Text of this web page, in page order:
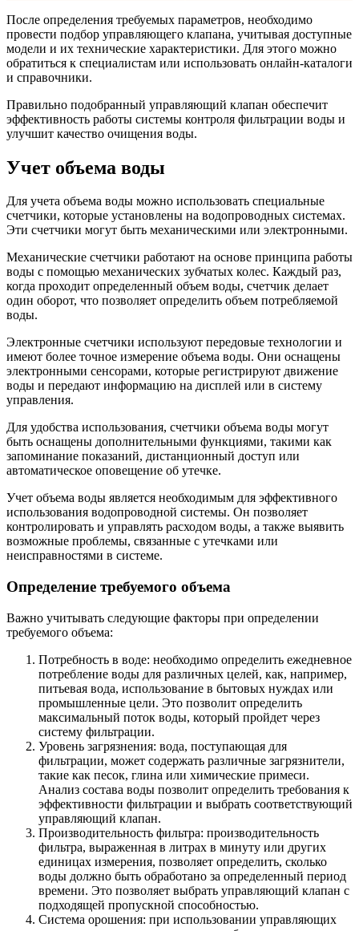
После определения требуемых параметров, необходимо
провести подбор управляющего клапана, учитывая доступные
модели и их технические характеристики. Для этого можно
обратиться к специалистам или использовать онлайн-каталоги
и справочники.
Правильно подобранный управляющий клапан обеспечит
эффективность работы системы контроля фильтрации воды и
улучшит качество очищения воды.
Учет объема воды
Для учета объема воды можно использовать специальные
счетчики, которые установлены на водопроводных системах.
Эти счетчики могут быть механическими или электронными.
Механические счетчики работают на основе принципа работы
воды с помощью механических зубчатых колес. Каждый раз,
когда проходит определенный объем воды, счетчик делает
один оборот, что позволяет определить объем потребляемой
воды.
Электронные счетчики используют передовые технологии и
имеют более точное измерение объема воды. Они оснащены
электронными сенсорами, которые регистрируют движение
воды и передают информацию на дисплей или в систему
управления.
Для удобства использования, счетчики объема воды могут
быть оснащены дополнительными функциями, такими как
запоминание показаний, дистанционный доступ или
автоматическое оповещение об утечке.
Учет объема воды является необходимым для эффективного
использования водопроводной системы. Он позволяет
контролировать и управлять расходом воды, а также выявить
возможные проблемы, связанные с утечками или
неисправностями в системе.
Определение требуемого объема
Важно учитывать следующие факторы при определении
требуемого объема:
Потребность в воде: необходимо определить ежедневное
потребление воды для различных целей, как, например,
питьевая вода, использование в бытовых нуждах или
промышленные цели. Это позволит определить
максимальный поток воды, который пройдет через
систему фильтрации.
Уровень загрязнения: вода, поступающая для
фильтрации, может содержать различные загрязнители,
такие как песок, глина или химические примеси.
Анализ состава воды позволит определить требования к
эффективности фильтрации и выбрать соответствующий
управляющий клапан.
Производительность фильтра: производительность
фильтра, выраженная в литрах в минуту или других
единицах измерения, позволяет определить, сколько
воды должно быть обработано за определенный период
времени. Это позволяет выбрать управляющий клапан с
подходящей пропускной способностью.
Система орошения: при использовании управляющих